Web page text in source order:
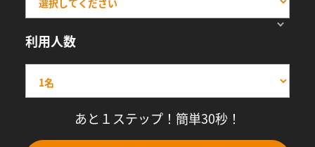
利用人数
あと１ステップ！簡単30秒！